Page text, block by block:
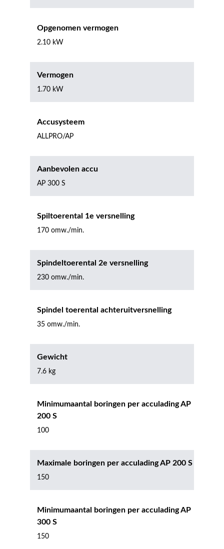
Opgenomen vermogen
2.10 kW
Vermogen
1.70 kW
Accusysteem
ALLPRO/AP
Aanbevolen accu
AP 300 S
Spiltoerental 1e versnelling
170 omw./min.
Spindeltoerental 2e versnelling
230 omw./min.
Spindel toerental achteruitversnelling
35 omw./min.
Gewicht
7.6 kg
Minimumaantal boringen per acculading AP
200 S
100
Maximale boringen per acculading AP 200 S
150
Minimumaantal boringen per acculading AP
300 S
150